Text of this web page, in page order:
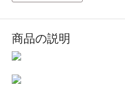
商品の説明